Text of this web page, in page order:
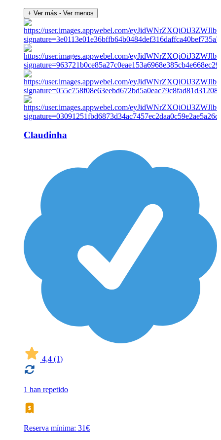
+ Ver más - Ver menos
Claudinha
4,4 (1)
1 han repetido
Reserva mínima: 31€